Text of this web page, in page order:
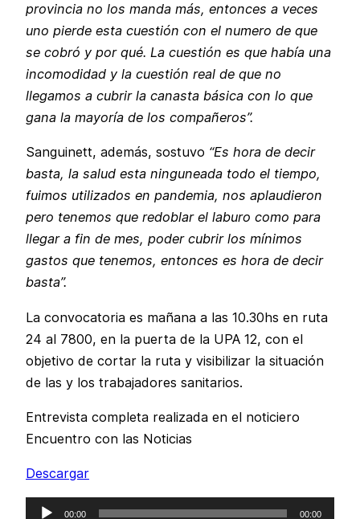
provincia no los manda más, entonces a veces
uno pierde esta cuestión con el numero de que
se cobró y por qué. La cuestión es que había una
incomodidad y la cuestión real de que no
llegamos a cubrir la canasta básica con lo que
gana la mayoría de los compañeros”.
Sanguinett, además, sostuvo “Es hora de decir
basta, la salud esta ninguneada todo el tiempo,
fuimos utilizados en pandemia, nos aplaudieron
pero tenemos que redoblar el laburo como para
llegar a fin de mes, poder cubrir los mínimos
gastos que tenemos, entonces es hora de decir
basta”.
La convocatoria es mañana a las 10.30hs en ruta
24 al 7800, en la puerta de la UPA 12, con el
objetivo de cortar la ruta y visibilizar la situación
de las y los trabajadores sanitarios.
Entrevista completa realizada en el noticiero
Encuentro con las Noticias
Descargar
Reproductor
00:00 00:00